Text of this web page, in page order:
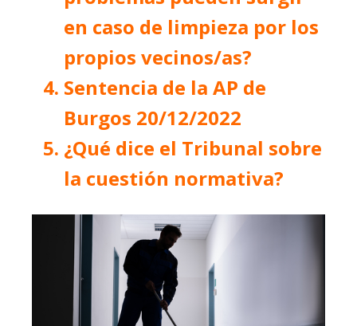
en caso de limpieza por los
propios vecinos/as?
Sentencia de la AP de
Burgos 20/12/2022
¿Qué dice el Tribunal sobre
la cuestión normativa?